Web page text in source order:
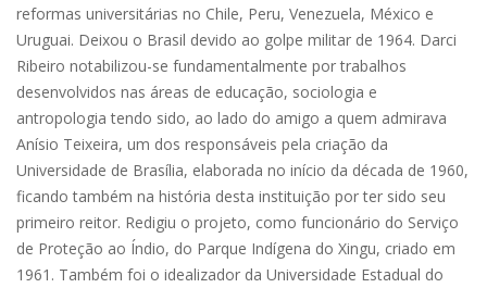
reformas universitárias no Chile, Peru, Venezuela, México e
Uruguai. Deixou o Brasil devido ao golpe militar de 1964. Darci
Ribeiro notabilizou-se fundamentalmente por trabalhos
desenvolvidos nas áreas de educação, sociologia e
antropologia tendo sido, ao lado do amigo a quem admirava
Anísio Teixeira, um dos responsáveis pela criação da
Universidade de Brasília, elaborada no início da década de 1960,
ficando também na história desta instituição por ter sido seu
primeiro reitor. Redigiu o projeto, como funcionário do Serviço
de Proteção ao Índio, do Parque Indígena do Xingu, criado em
1961. Também foi o idealizador da Universidade Estadual do